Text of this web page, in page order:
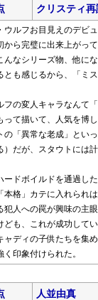
クリスティ再
ウルフお目見えのデビ
ら完璧に出来上がっ
なシリーズ物、他に
とも感じるから、「ミ
フの変人キャラなんて
って描いて、人気を博
の「異常な老成」とい
）だが、スタウトには
ードボイルドを通過し
本格」カテに入れられ
犯人への罠が興味の主
も、これが成功して
ャディの子供たちを集
く印象付けられた。
人並由真